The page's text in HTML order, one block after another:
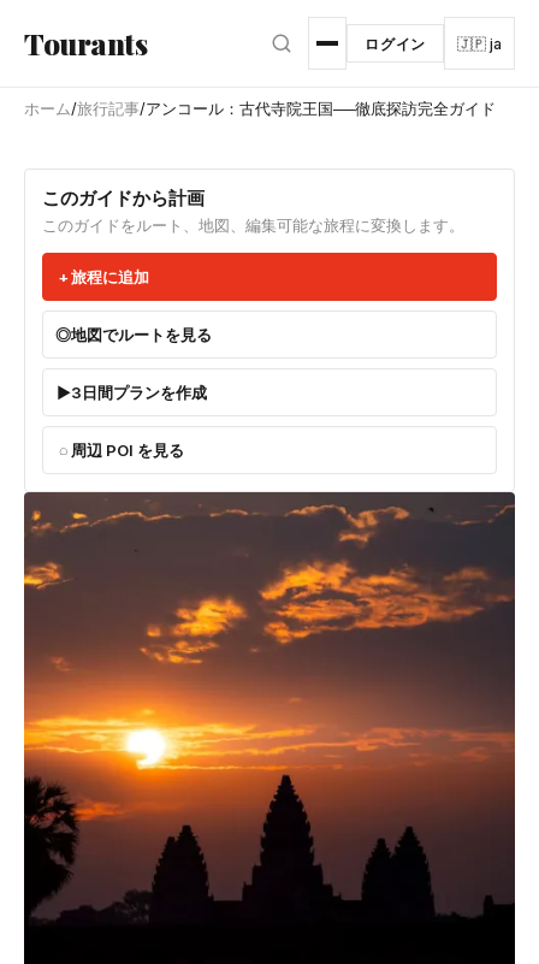
Tourants ログイン 🇯🇵 ja
ホーム/旅行記事/アンコール：古代寺院王国──徹底探訪完全ガイド
このガイドから計画
このガイドをルート、地図、編集可能な旅程に変換します。
旅程に追加
地図でルートを見る
3日間プランを作成
周辺 POI を見る